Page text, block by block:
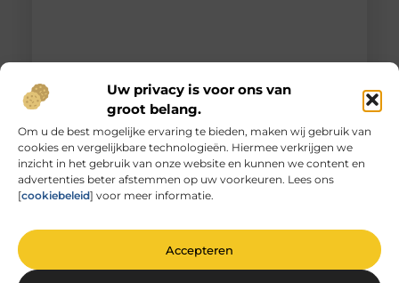
Uw privacy is voor ons van
groot belang.
Om u de best mogelijke ervaring te bieden, maken wij gebruik van
cookies en vergelijkbare technologieën. Hiermee verkrijgen we
inzicht in het gebruik van onze website en kunnen we content en
advertenties beter afstemmen op uw voorkeuren. Lees ons
[cookiebeleid] voor meer informatie.
Accepteren
Unieke herinneringen vervat in gegraveerd
glas
De magie van glas graveren Heb je ooit
stilgestaan bij de magie van glas graveren? Het is